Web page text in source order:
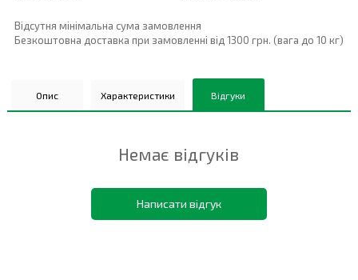
Відсутня мінімальна сума замовлення
Безкоштовна доставка при замовленні від 1300 грн. (вага до 10 кг)
Опис Характеристики Відгуки
Немає відгуків
Написати відгук